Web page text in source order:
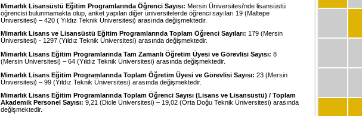
Mimarlık Lisansüstü Eğitim Programlarında Öğrenci Sayısı: Mersin Üniversitesi’nde lisansüstü
öğrencisi bulunmamakta olup, anket yapılan diğer üniversitelerde öğrenci sayıları 19 (Maltepe
Üniversitesi) – 420 ( Yıldız Teknik Üniversitesi) arasında değişmektedir.
Mimarlık Lisans ve Lisansüstü Eğitim Programlarında Toplam Öğrenci Sayıları: 179 (Mersin
Üniversitesi) - 1297 (Yıldız Teknik Üniversitesi) arasında değişmektedir.
Mimarlık Lisans Eğitim Programlarında Tam Zamanlı Öğretim Üyesi ve Görevlisi Sayısı: 8
(Mersin Üniversitesi) – 64 (Yıldız Teknik Üniversitesi) arasında değişmektedir.
Mimarlık Lisans Eğitim Programlarında Toplam Öğretim Üyesi ve Görevlisi Sayısı: 23 (Mersin
Üniversitesi) – 99 (Yıldız Teknik Üniversitesi) arasında değişmektedir.
Mimarlık Lisans Eğitim Programlarında Toplam Öğrenci Sayısı (Lisans ve Lisansüstü) / Toplam
Akademik Personel Sayısı: 9,21 (Dicle Üniversitesi) – 19,02 (Orta Doğu Teknik Üniversitesi) arasında
değişmektedir.